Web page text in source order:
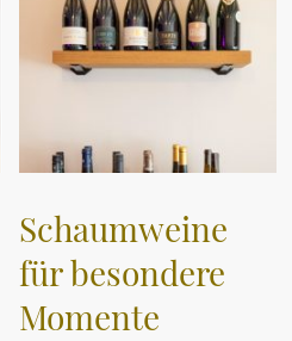
Schaumweine
für besondere
Momente